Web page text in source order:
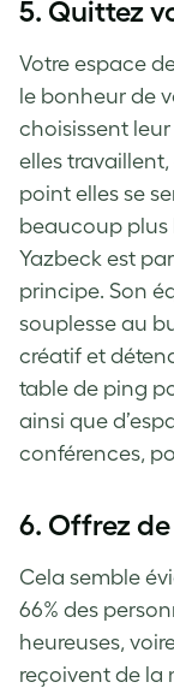
5. Quittez
Votre espace
le bonheur de
choisissent
elles travaillent,
point elles se
beaucoup plus
Yazbeck est
principe. Son
souplesse au
créatif et
table de ping
ainsi que
conférences,
6. Offrez
Cela semble
66% des
heureuses,
reçoivent de la